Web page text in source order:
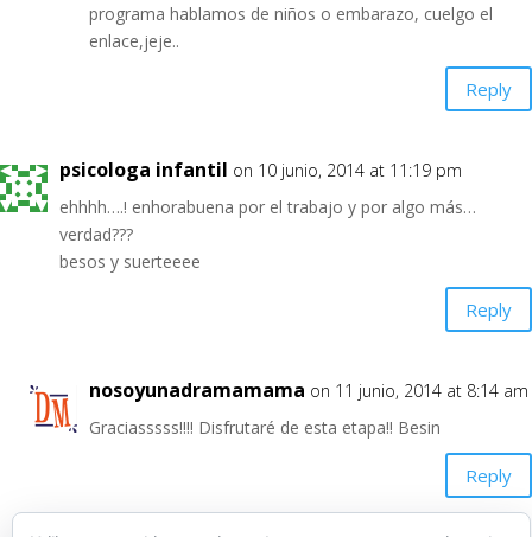
programa hablamos de niños o embarazo, cuelgo el
enlace,jeje..
Reply
psicologa infantil on 10 junio, 2014 at 11:19 pm
ehhhh….! enhorabuena por el trabajo y por algo más…
verdad???
besos y suerteeee
Reply
nosoyunadramamama on 11 junio, 2014 at 8:14 am
Graciasssss!!!! Disfrutaré de esta etapa!! Besin
Reply